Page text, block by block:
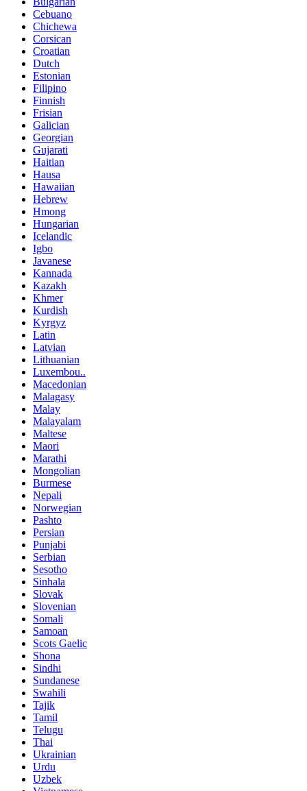
Cebuano
Chichewa
Corsican
Croatian
Dutch
Estonian
Filipino
Finnish
Frisian
Galician
Georgian
Gujarati
Haitian
Hausa
Hawaiian
Hebrew
Hmong
Hungarian
Icelandic
Igbo
Javanese
Kannada
Kazakh
Khmer
Kurdish
Kyrgyz
Latin
Latvian
Lithuanian
Luxembou..
Macedonian
Malagasy
Malay
Malayalam
Maltese
Maori
Marathi
Mongolian
Burmese
Nepali
Norwegian
Pashto
Persian
Punjabi
Serbian
Sesotho
Sinhala
Slovak
Slovenian
Somali
Samoan
Scots Gaelic
Shona
Sindhi
Sundanese
Swahili
Tajik
Tamil
Telugu
Thai
Ukrainian
Urdu
Uzbek